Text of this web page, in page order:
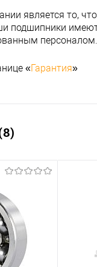
является то,
подшипники
персоналом.
«Гарантия»